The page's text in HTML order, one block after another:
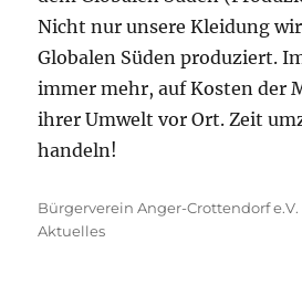
Nicht nur unsere Kleidung
Globalen Süden produziert.
immer mehr, auf Kosten der
ihrer Umwelt vor Ort. Zeit
handeln!
Autor
Bürgerverein Anger-Crottendorf e.V.
Aktuelles